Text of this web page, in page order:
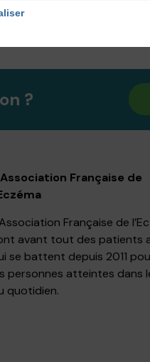
?
Française de
Française de
avant tout des patients
se battent depuis 2011
personnes atteintes dans
quotidien.